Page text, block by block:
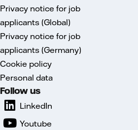
Privacy notice for job
applicants (Global)
Privacy notice for job
applicants (Germany)
Cookie policy
Personal data
Follow us
LinkedIn
Youtube